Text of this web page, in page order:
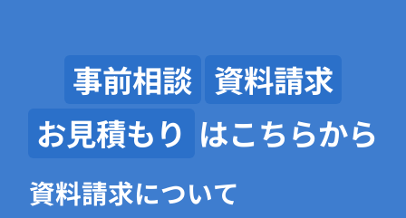
事前相談 資料請求
お見積もり はこちらから
資料請求について